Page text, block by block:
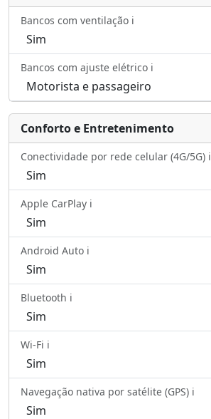
Bancos com ventilação ℹ️
Sim
Bancos com ajuste elétrico ℹ️
Motorista e passageiro
Conforto e Entretenimento
Conectividade por rede celular (4G/5G) ℹ️
Sim
Apple CarPlay ℹ️
Sim
Android Auto ℹ️
Sim
Bluetooth ℹ️
Sim
Wi-Fi ℹ️
Sim
Navegação nativa por satélite (GPS) ℹ️
Sim